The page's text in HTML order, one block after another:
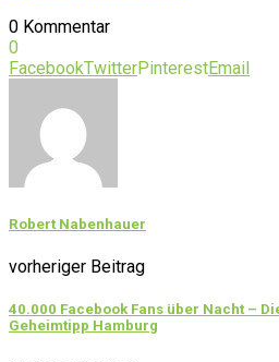
0 Kommentar
0
FacebookTwitterPinterestEmail
Robert Nabenhauer
vorheriger Beitrag
40.000 Facebook Fans über Nacht –
Geheimtipp Hamburg